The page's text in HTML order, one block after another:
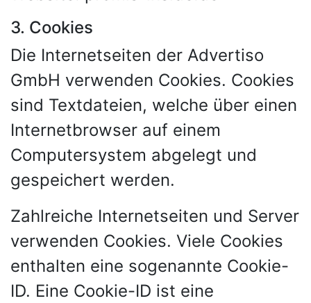
3. Cookies
Die Internetseiten der Advertiso
GmbH verwenden Cookies. Cookies
sind Textdateien, welche über einen
Internetbrowser auf einem
Computersystem abgelegt und
gespeichert werden.
Zahlreiche Internetseiten und Server
verwenden Cookies. Viele Cookies
enthalten eine sogenannte Cookie-
ID. Eine Cookie-ID ist eine